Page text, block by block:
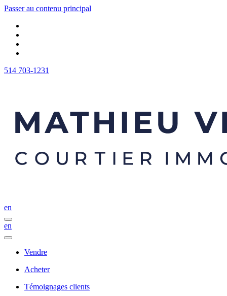
Passer au contenu principal
514 703-1231
en
en
Vendre
Acheter
Témoignages clients